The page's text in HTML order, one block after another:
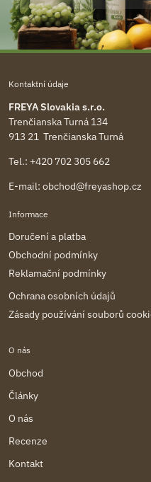
Kontaktní údaje
FREYA Slovakia s.r.o.
Trenčianska Turná 134
913 21 Trenčianska Turná
Tel.: +420 702 305 662
E-mail: obchod@freyashop.cz
Informace
Doručení a platba
Obchodní podmínky
Reklamační podmínky
Ochrana osobních údajů
Zásady používání souborů
O nás
Obchod
Články
O nás
Recenze
Kontakt